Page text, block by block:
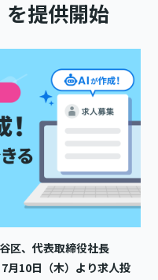
を提供開始
区、代表取締役社長
月10日（木）より求人投